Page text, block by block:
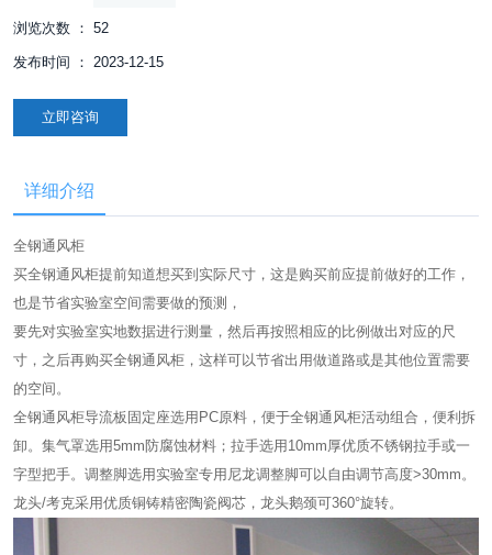
浏览次数 ： 52
发布时间 ： 2023-12-15
立即咨询
详细介绍
全钢通风柜
买全钢通风柜提前知道想买到实际尺寸，这是购买前应提前做好的工作，
也是节省实验室空间需要做的预测，
要先对实验室实地数据进行测量，然后再按照相应的比例做出对应的尺
寸，之后再购买全钢通风柜，这样可以节省出用做道路或是其他位置需要
的空间。
全钢通风柜导流板固定座选用PC原料，便于全钢通风柜活动组合，便利拆
卸。集气罩选用5mm防腐蚀材料；拉手选用10mm厚优质不锈钢拉手或一
字型把手。调整脚选用实验室专用尼龙调整脚可以自由调节高度>30mm。
龙头/考克采用优质铜铸精密陶瓷阀芯，龙头鹅颈可360°旋转。